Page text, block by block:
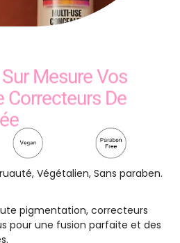
De
Végétalien, Sans paraben.
pigmentation, correcteurs
pour une fusion parfaite et des